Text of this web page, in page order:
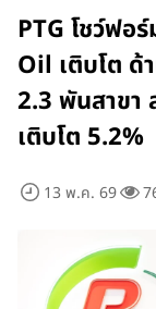
PTG โชว์ฟอ
Oil เติบโต ด้
2.3 พันสาขา
เติบโต 5.2%
13 พ.ค. 69